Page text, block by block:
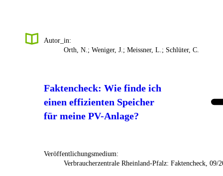
Autor_in:
Orth, N.; Weniger, J.; Meissner, L.; Schlüter, C.
Faktencheck: Wie finde ich
einen effizienten Speicher
für meine PV-Anlage?
Veröffentlichungsmedium:
Verbraucherzentrale Rheinland-Pfalz: Faktencheck, 09/